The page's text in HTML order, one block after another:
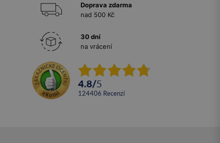
Doprava zdarma
nad 500 Kč
30 dní
na vrácení
4.8/5
124406 recenzí